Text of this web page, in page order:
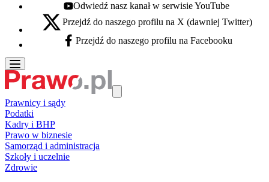
Youtube - otwiera się w nowej karcie
Odwiedź nasz kanał w serwisie YouTube
X - otwiera się w nowej karcie
Przejdź do naszego profilu na X (dawniej Twitter)
Facebook - otwiera się w nowej karcie
Przejdź do naszego profilu na Facebooku
Prawnicy i sądy
Podatki
Kadry i BHP
Prawo w biznesie
Samorząd i administracja
Szkoły i uczelnie
Zdrowie